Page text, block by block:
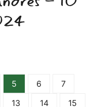
5 6
7
13 14
15